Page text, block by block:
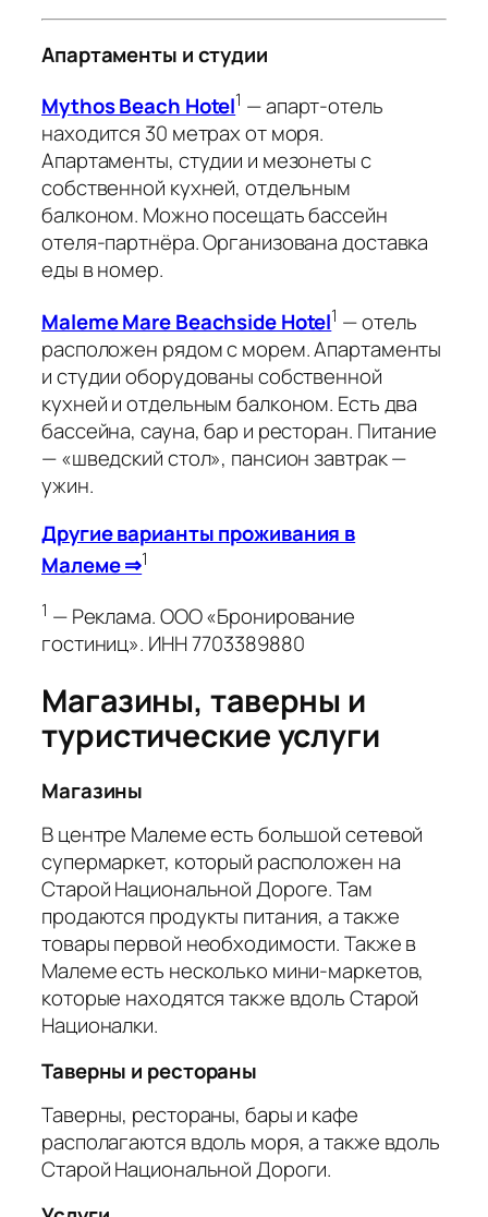
Апартаменты и студии
Mythos Beach Hotel1 — апарт-отель
находится 30 метрах от моря.
Апартаменты, студии и мезонеты с
собственной кухней, отдельным
балконом. Можно посещать бассейн
отеля-партнёра. Организована доставка
еды в номер.
Maleme Mare Beachside Hotel1 — отель
расположен рядом с морем. Апартаменты
и студии оборудованы собственной
кухней и отдельным балконом. Есть два
бассейна, сауна, бар и ресторан. Питание
— «шведский стол», пансион завтрак —
ужин.
Другие варианты проживания в
Малеме ⇒1
1 — Реклама. ООО «Бронирование
гостиниц». ИНН 7703389880
Магазины, таверны и
туристические услуги
Магазины
В центре Малеме есть большой сетевой
супермаркет, который расположен на
Старой Национальной Дороге. Там
продаются продукты питания, а также
товары первой необходимости. Также в
Малеме есть несколько мини-маркетов,
которые находятся также вдоль Старой
Националки.
Таверны и рестораны
Таверны, рестораны, бары и кафе
располагаются вдоль моря, а также вдоль
Старой Национальной Дороги.